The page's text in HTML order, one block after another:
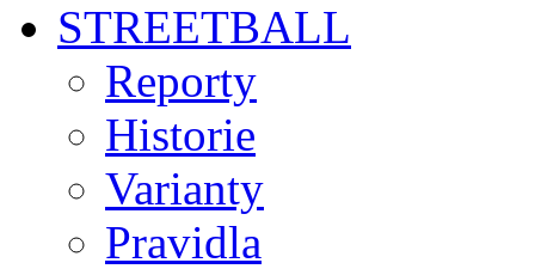
STREETBALL
Reporty
Historie
Varianty
Pravidla